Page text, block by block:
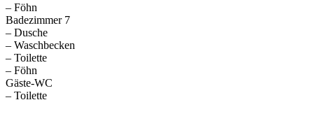
– Föhn
Badezimmer 7
– Dusche
– Waschbecken
– Toilette
– Föhn
Gäste-WC
– Toilette